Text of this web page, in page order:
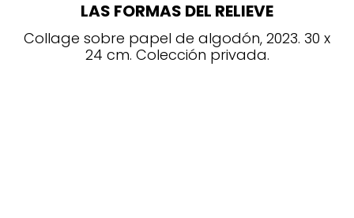
LAS FORMAS DEL RELIEVE
Collage sobre papel de algodón, 2023. 30 x
24 cm. Colección privada.